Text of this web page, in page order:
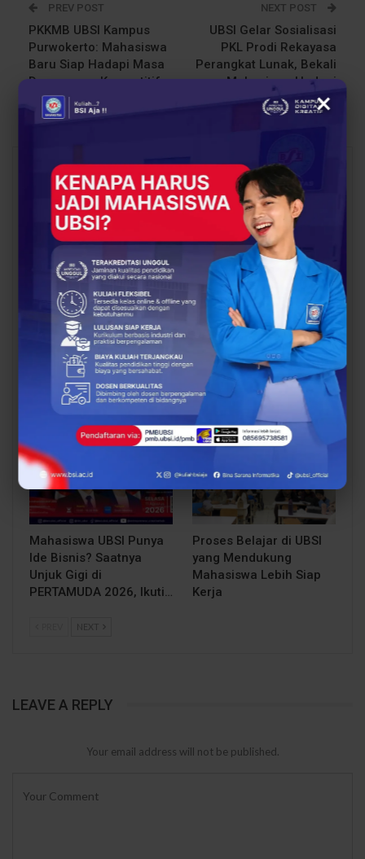
PREV POST
PKKMB UBSI Kampus
Purwokerto: Mahasiswa
Baru Siap Hadapi Masa
Depan yang Kompetitif
NEXT POST
UBSI Gelar Sosialisasi
PKL Prodi Rekayasa
Perangkat Lunak, Bekali
Mahasiswa Hadapi
Dunia Industri TI
You Might Also Like
BERITA
Siap Kuliah Berkualitas?
UBSI Cengkareng Gelar
Open Booth Spesial
dengan Beasiswa…
Lulusan Berdaya Saing
Dimulai dari
Kompetensi, UBSI
Kampus Cikampek
Bekali Mahasiswa…
Mahasiswa UBSI Punya
Ide Bisnis? Saatnya
Unjuk Gigi di
PERTAMUDA 2026, Ikuti…
BERITA
Proses Belajar di UBSI
yang Mendukung
Mahasiswa Lebih Siap
Kerja
NEXT
LEAVE A REPLY
Your email address will not be published.
×